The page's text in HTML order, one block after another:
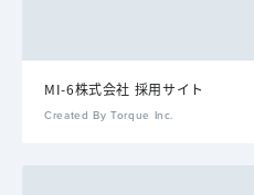
MI-6株式会社 採用サイト
Created By Torque Inc.